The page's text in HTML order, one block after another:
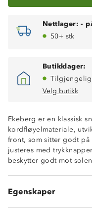
Nettlager: -
50+ stk
Butikklager:
Velg butikk
Ekeberg er en klassisk
kordfløyelmateriale,
front, som sitter godt på
justeres med
beskytter godt mot
Egenskaper
Kordfløyel
Buet brem
Ventilerende